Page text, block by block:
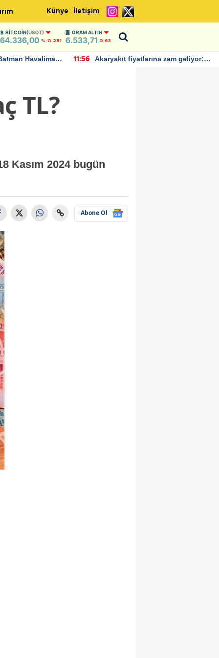
Künye İletişim
BITCOIN(USDT)
64.336,00 %-0.291
GRAM ALTIN
6.533,71 0,63
Havalimanı
11:56
Akaryakıt fiyatlarına zam geliyor:
TL?
Kasım 2024 bugün
Abone Ol